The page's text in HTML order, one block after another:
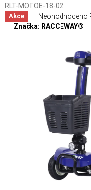
RLT-MOTOE-18-02
Akce Průměrné
Neohodnoceno
Značka: RACCEWAY®